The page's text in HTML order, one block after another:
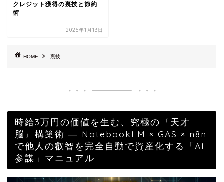
クレジット獲得の裏技と節約
術
2026年1月13日
HOME 裏技
時給3万円の価値を生む、究極の『天才
脳』構築術 ― NotebookLM × GAS × n8n
で他人の叡智を完全自動で資産化する「AI
参謀」マニュアル